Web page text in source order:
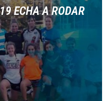
ECHA A RODAR